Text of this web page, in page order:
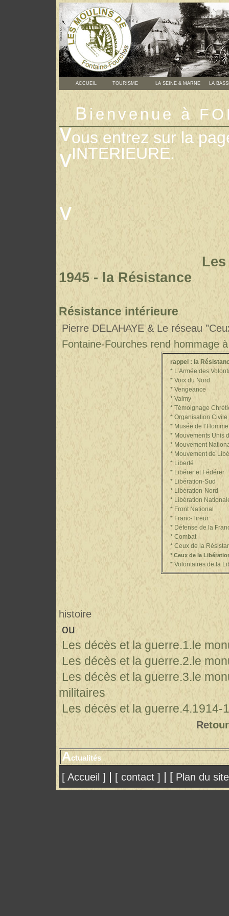
ACCUEIL TOURISME LA SEINE & MARNE LA
B ienvenue à
ous entrez sur la
INTERIEURE.
Les décès et
1945 - la Résistance
Résistance intérieure
Pierre DELAHAYE & Le réseau
Fontaine-Fourches rend hommage
rappel : la
* L’Armée des
* Voix du Nord
* Vengeance
* Valmy
* Témoignage
* Organisation Civile
* Musée de l’Homme
* Mouvements Unis
* Mouvement
* Mouvement de
* Liberté
* Libérer et Fédérer
* Libération-Sud
* Libération-Nord
* Libération
* Front National
* Franc-Tireur
* Défense de la
* Combat
* Ceux de la
* Ceux de la
* Volontaires de la
ou
histoire
ou
Les décès et la guerre.1.le
Les décès et la guerre.2.le
Les décès et la guerre.3.le
militaires
Les décès et la guerre.4.1914-
Re
Actualités
[ Accueil ] [ contact ] | [ Plan du site